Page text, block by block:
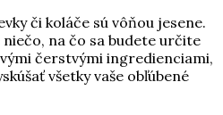
či koláče sú vôňou jesene.
na čo sa budete určite
čerstvými ingredienciami,
všetky vaše obľúbené